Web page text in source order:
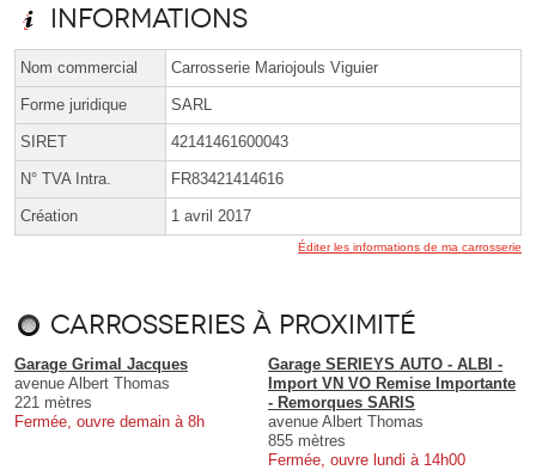
Informations
Nom commercial Carrosserie Mariojouls Viguier
Forme juridique SARL
SIRET 42141461600043
N° TVA Intra. FR83421414616
Création 1 avril 2017
Éditer les informations de ma carrosserie
Carrosseries à proximité
Garage Grimal Jacques
avenue Albert Thomas
221 mètres
Fermée, ouvre demain à 8h
Garage SERIEYS AUTO - ALBI -
Import VN VO Remise Importante
- Remorques SARIS
avenue Albert Thomas
855 mètres
Fermée, ouvre lundi à 14h00